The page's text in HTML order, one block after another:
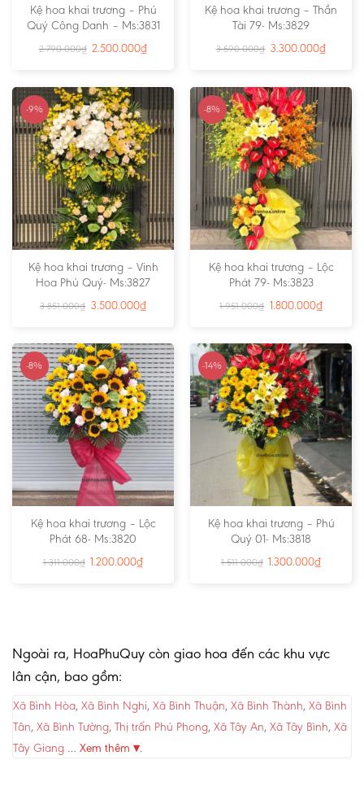
Kệ hoa khai trương – Phú
Quý Công Danh – Ms:3831
2.790.000₫ 2.500.000₫
Kệ hoa khai trương – Thần
Tài 79- Ms:3829
3.590.000₫ 3.300.000₫
-9%
Kệ hoa khai trương – Vinh
Hoa Phú Quý- Ms:3827
3.851.000₫ 3.500.000₫
-8%
Kệ hoa khai trương – Lộc
Phát 79- Ms:3823
1.951.000₫ 1.800.000₫
-8%
Kệ hoa khai trương – Lộc
Phát 68- Ms:3820
1.311.000₫ 1.200.000₫
-14%
Kệ hoa khai trương – Phú
Quý 01- Ms:3818
1.511.000₫ 1.300.000₫
Ngoài ra, HoaPhuQuy còn giao hoa đến các khu vực
lân cận, bao gồm:
Xã Bình Hòa, Xã Bình Nghi, Xã Bình Thuận, Xã Bình Thành, Xã Bình
Tân, Xã Bình Tường, Thị trấn Phú Phong, Xã Tây An, Xã Tây Bình, Xã
Tây Giang … Xem thêm ▾.